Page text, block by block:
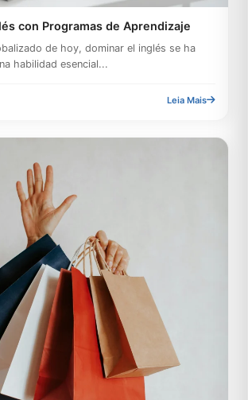
con Programas de Aprendizaje
de hoy, dominar el inglés se ha
habilidad esencial...
Leia Mais